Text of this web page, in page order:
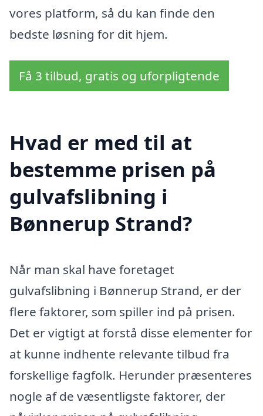
vores platform, så du kan finde den
bedste løsning for dit hjem.
Få 3 tilbud, gratis og uforpligtende
Hvad er med til at
bestemme prisen på
gulvafslibning i
Bønnerup Strand?
Når man skal have foretaget
gulvafslibning i Bønnerup Strand, er der
flere faktorer, som spiller ind på prisen.
Det er vigtigt at forstå disse elementer for
at kunne indhente relevante tilbud fra
forskellige fagfolk. Herunder præsenteres
nogle af de væsentligste faktorer, der